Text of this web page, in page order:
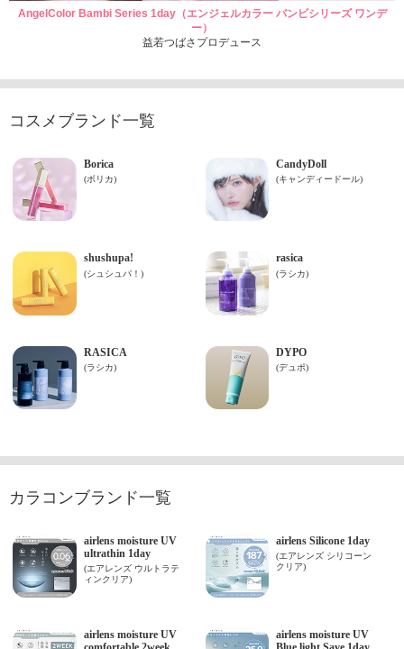
AngelColor Bambi Series 1day（エンジェルカラー バンビシリーズ ワンデ
ー）
益若つばさプロデュース
コスメブランド一覧
カラコンブランド一覧